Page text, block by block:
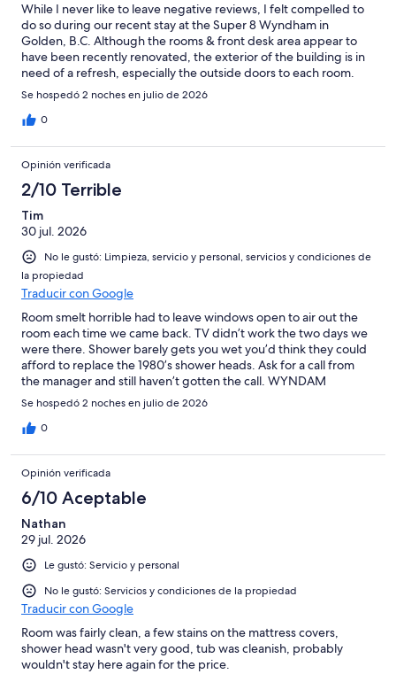
While I never like to leave negative reviews, I felt compelled to
do so during our recent stay at the Super 8 Wyndham in
Golden, B.C. Although the rooms & front desk area appear to
have been recently renovated, the exterior of the building is in
need of a refresh, especially the outside doors to each room.
Our room was relatively quiet despite being near the highway
but the sheets & towels had some stains & the carpeting along
the exterior corridor of the second level was filthy & needed a
not well stocked & had a very limited selection. The worst about
this property however, is the attitude of the staff themselves at
the front desk. Not once during our check in & check out
processes were we greeted with a smile, simple hello or any
welcome or greeting whatsoever. Not even a question of “how
was your stay” at the end as well; just a grunt while we dropped
off our room keys. All of the female employees appeared
miserable, rude, inconvenienced by our meer presence there &
unwilling to help or answer basic questions. Very unwelcoming,
unfriendly & inhospitable service & all staff are in need of some
desperately needed basic customer service training. Would
never stay here again.
Se hospedó 2 noches en julio de 2026
0
Opinión verificada
2/10 Terrible
Tim
30 jul. 2026
No le gustó: Limpieza, servicio y personal, servicios y condiciones de
la propiedad
Traducir con Google
Room smelt horrible had to leave windows open to air out the
room each time we came back. TV didn’t work the two days we
were there. Shower barely gets you wet you’d think they could
afford to replace the 1980’s shower heads. Ask for a call from
the manager and still haven’t gotten the call. WYNDAM
shouldn’t attach their name to this place.
Se hospedó 2 noches en julio de 2026
0
Opinión verificada
6/10 Aceptable
Nathan
29 jul. 2026
Le gustó: Servicio y personal
No le gustó: Servicios y condiciones de la propiedad
Traducir con Google
Room was fairly clean, a few stains on the mattress covers,
shower head wasn't very good, tub was cleanish, probably
wouldn't stay here again for the price.